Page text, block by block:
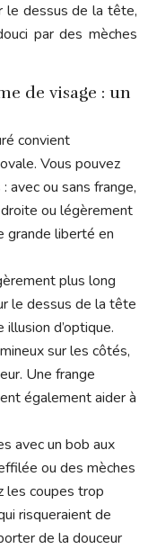
le dessus de la tête,
par des mèches
de visage : un
convient
Vous pouvez
avec ou sans frange,
ou légèrement
grande liberté en
plus long
le dessus de la tête
d’optique.
sur les côtés,
Une frange
également aider à
avec un bob aux
ou des mèches
les coupes trop
risqueraient de
de la douceur